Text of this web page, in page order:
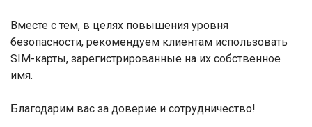
Вместе с тем, в целях повышения уровня
безопасности, рекомендуем клиентам использовать
SIM-карты, зарегистрированные на их собственное
имя.
Благодарим вас за доверие и сотрудничество!